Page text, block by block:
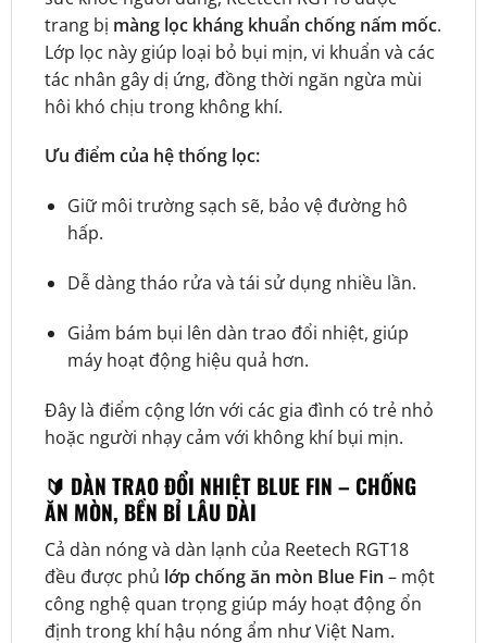
trang bị màng lọc kháng khuẩn chống nấm mốc.
Lớp lọc này giúp loại bỏ bụi mịn, vi khuẩn và các
tác nhân gây dị ứng, đồng thời ngăn ngừa mùi
hôi khó chịu trong không khí.
Ưu điểm của hệ thống lọc:
Giữ môi trường sạch sẽ, bảo vệ đường hô
hấp.
Dễ dàng tháo rửa và tái sử dụng nhiều lần.
Giảm bám bụi lên dàn trao đổi nhiệt, giúp
máy hoạt động hiệu quả hơn.
Đây là điểm cộng lớn với các gia đình có trẻ nhỏ
hoặc người nhạy cảm với không khí bụi mịn.
🔰 DÀN TRAO ĐỔI NHIỆT BLUE FIN – CHỐNG
ĂN MÒN, BỀN BỈ LÂU DÀI
Cả dàn nóng và dàn lạnh của Reetech RGT18
đều được phủ lớp chống ăn mòn Blue Fin – một
công nghệ quan trọng giúp máy hoạt động ổn
định trong khí hậu nóng ẩm như Việt Nam.